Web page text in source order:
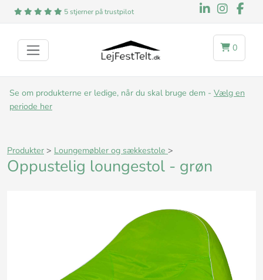
5 stjerner på trustpilot
0
Se om produkterne er ledige, når du skal bruge dem - Vælg en
periode her
Produkter > Loungemøbler og sækkestole >
Oppustelig loungestol - grøn